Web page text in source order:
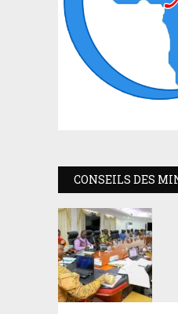
CONSEILS DES